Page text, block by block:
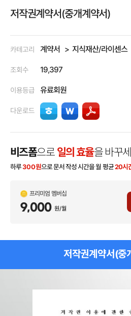
저작권계약서(중개계약서)
카테고리 계약서 지식재산/라이센스
조회수 19,397
이용등급 유료회원
다운로드
비즈폼으로 일의 효율을 바꾸
하루300원으로 문서 작성 시간을 월 평균20시
프리미엄 멤버십
9,000 원/월
저작권계약서(중